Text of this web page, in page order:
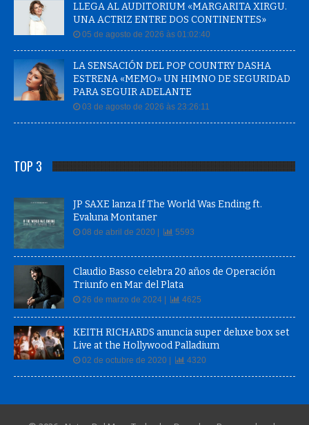
LLEGA AL AUDITORIUM «MARGARITA XIRGU.
UNA ACTRIZ ENTRE DOS CONTINENTES»
05 de agosto de 2026 às 01:02:40
LA SENSACIÓN DEL POP COUNTRY DASHA
ESTRENA «MEMO» UN HIMNO DE SEGURIDAD
PARA SEGUIR ADELANTE
03 de agosto de 2026 às 23:26:11
TOP 3
JP SAXE lanza If The World Was Ending ft.
Evaluna Montaner
08 de abril de 2020 | 5593
Claudio Basso celebra 20 años de Operación
Triunfo en Mar del Plata
26 de marzo de 2024 | 4625
KEITH RICHARDS anuncia super deluxe box set
Live at the Hollywood Palladium
02 de octubre de 2020 | 4320